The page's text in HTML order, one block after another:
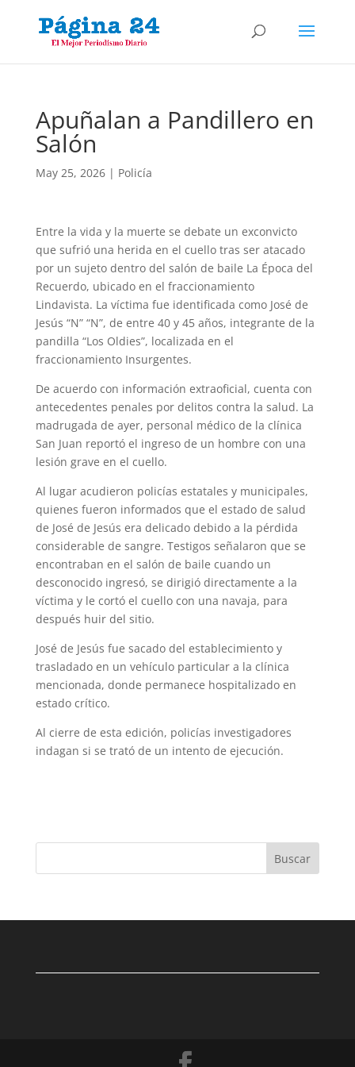
Apuñalan a Pandillero en
Salón
May 25, 2026| Policía
Entre la vida y la muerte se debate un exconvicto
que sufrió una herida en el cuello tras ser atacado
por un sujeto dentro del salón de baile La Época del
Recuerdo, ubicado en el fraccionamiento
Lindavista. La víctima fue identificada como José de
Jesús “N” “N”, de entre 40 y 45 años, integrante de la
pandilla “Los Oldies”, localizada en el
fraccionamiento Insurgentes.
De acuerdo con información extraoficial, cuenta con
antecedentes penales por delitos contra la salud. La
madrugada de ayer, personal médico de la clínica
San Juan reportó el ingreso de un hombre con una
lesión grave en el cuello.
Al lugar acudieron policías estatales y municipales,
quienes fueron informados que el estado de salud
de José de Jesús era delicado debido a la pérdida
considerable de sangre. Testigos señalaron que se
encontraban en el salón de baile cuando un
desconocido ingresó, se dirigió directamente a la
víctima y le cortó el cuello con una navaja, para
después huir del sitio.
José de Jesús fue sacado del establecimiento y
trasladado en un vehículo particular a la clínica
mencionada, donde permanece hospitalizado en
estado crítico.
Al cierre de esta edición, policías investigadores
indagan si se trató de un intento de ejecución.
Buscar